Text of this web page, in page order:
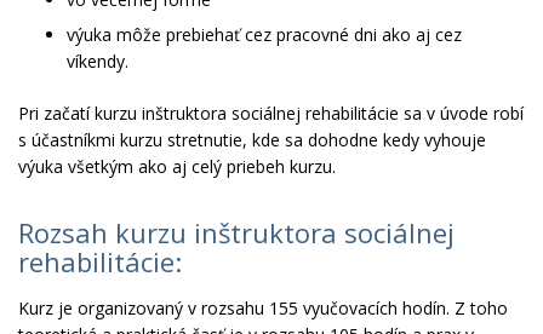
výuka môže prebiehať cez pracovné dni ako aj cez
víkendy.
Pri začatí kurzu inštruktora sociálnej rehabilitácie sa v úvode robí
s účastníkmi kurzu stretnutie, kde sa dohodne kedy vyhouje
výuka všetkým ako aj celý priebeh kurzu.
Rozsah kurzu inštruktora sociálnej
rehabilitácie:
Kurz je organizovaný v rozsahu 155 vyučovacích hodín. Z toho